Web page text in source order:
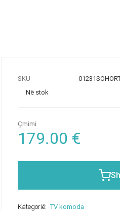
SKU
Në stok
Çmimi
179.00 €
Kategorië: TV komoda